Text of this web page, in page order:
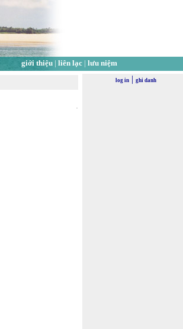
giới thiệu| liên lạc| lưu niệm
log in| ghi danh